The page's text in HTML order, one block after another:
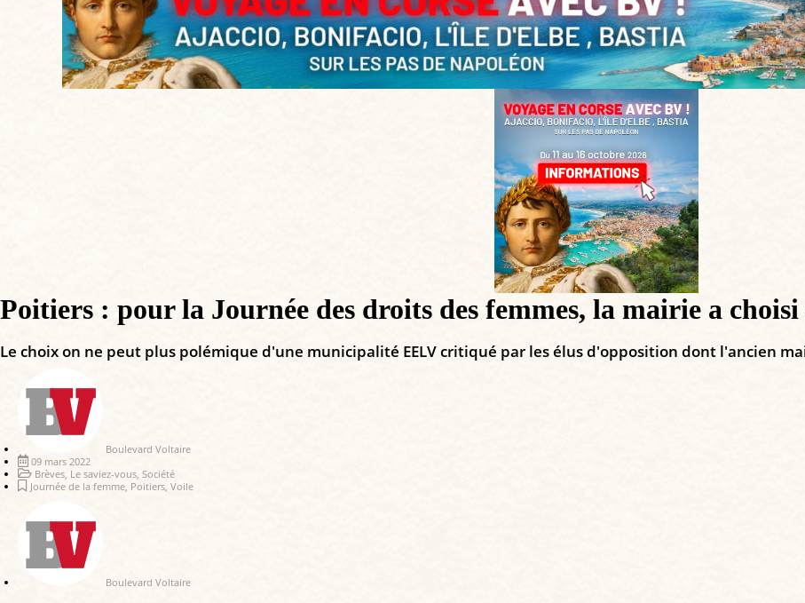
Poitiers : pour la Journée des droits des femmes, la mairie a
Le choix on ne peut plus polémique d'une municipalité EELV critiqué par les élus d'opposition dont l'ancien
Boulevard Voltaire
09 mars 2022
Brèves Le saviez-vous Société
Journée de la femme Poitiers Voile
Boulevard Voltaire